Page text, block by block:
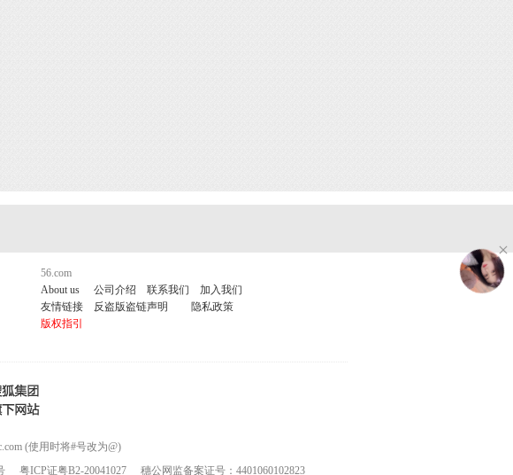
56.com
About us
公司介绍 联系我们
加入我们
友情链接
反盗版盗链声明
隐私政策
版权指引
(使用时将#号改为@)
粤ICP证粤B2-20041027 穗公网监备案证号：4401060102823